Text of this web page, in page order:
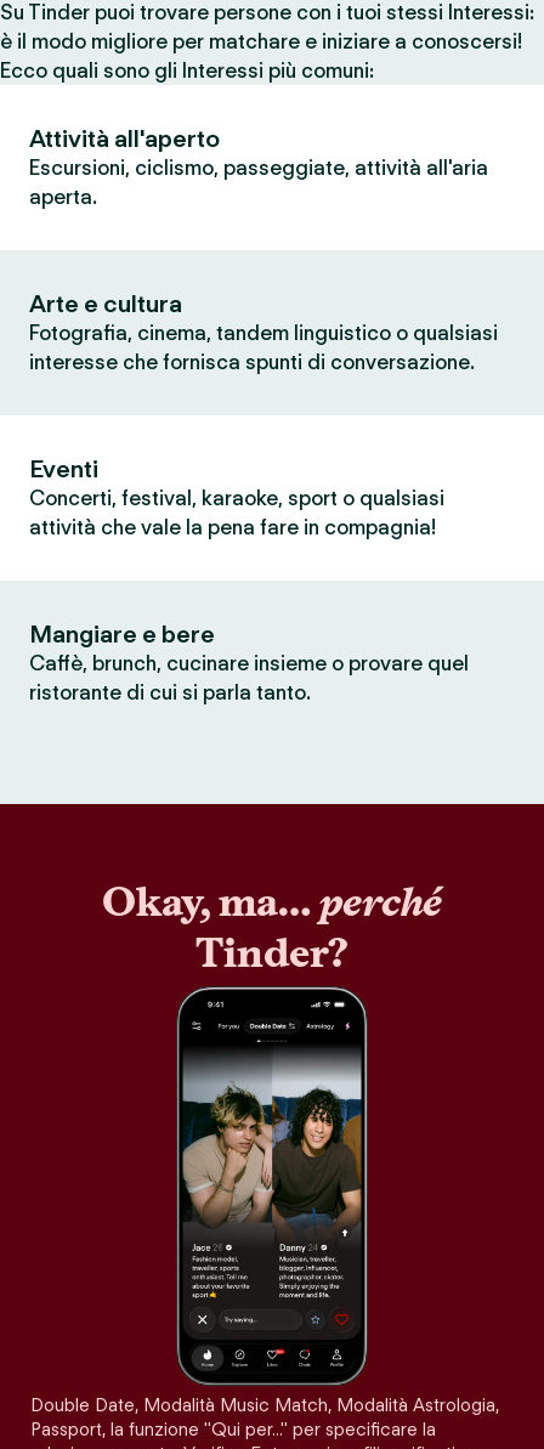
Su Tinder puoi trovare persone con i tuoi stessi Interessi:
è il modo migliore per matchare e iniziare a conoscersi!
Ecco quali sono gli Interessi più comuni:
Attività all'aperto
Escursioni, ciclismo, passeggiate, attività all'aria
aperta.
Arte e cultura
Fotografia, cinema, tandem linguistico o qualsiasi
interesse che fornisca spunti di conversazione.
Eventi
Concerti, festival, karaoke, sport o qualsiasi
attività che vale la pena fare in compagnia!
Mangiare e bere
Caffè, brunch, cucinare insieme o provare quel
ristorante di cui si parla tanto.
Okay, ma…perché
Tinder?
Double Date, Modalità Music Match, Modalità Astrologia,
Passport, la funzione "Qui per…" per specificare la